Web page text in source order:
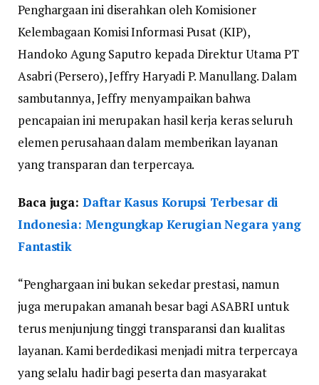
Penghargaan ini diserahkan oleh Komisioner
Kelembagaan Komisi Informasi Pusat (KIP),
Handoko Agung Saputro kepada Direktur Utama PT
Asabri (Persero), Jeffry Haryadi P. Manullang. Dalam
sambutannya, Jeffry menyampaikan bahwa
pencapaian ini merupakan hasil kerja keras seluruh
elemen perusahaan dalam memberikan layanan
yang transparan dan terpercaya.
Baca juga:Daftar Kasus Korupsi Terbesar di
Indonesia: Mengungkap Kerugian Negara yang
Fantastik
“Penghargaan ini bukan sekedar prestasi, namun
juga merupakan amanah besar bagi ASABRI untuk
terus menjunjung tinggi transparansi dan kualitas
layanan. Kami berdedikasi menjadi mitra terpercaya
yang selalu hadir bagi peserta dan masyarakat